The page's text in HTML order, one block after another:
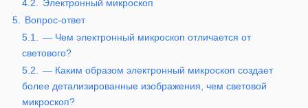
4.2.
Электронный микроскоп
5.
Вопрос-ответ
5.1.
— Чем электронный микроскоп отличается от
светового?
5.2.
— Каким образом электронный микроскоп создает
более детализированные изображения, чем световой
микроскоп?